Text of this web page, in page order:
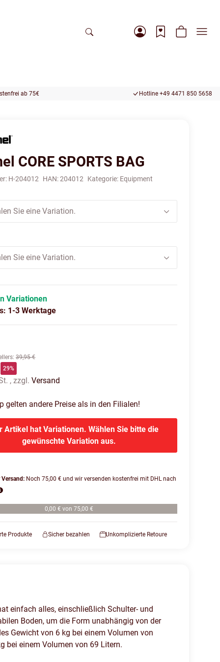
ab 75€ Hotline +49 4471 850 5658
CORE SPORTS BAG
H-204012 HAN:204012 Kategorie: Equipment
Sie eine Variation.
Sie eine Variation.
Variationen
1-3 Werktage
:39,95 €
29%
, zzgl.Versand
gelten andere Preise als in den Filialen!
Artikel hat Variationen. Wählen Sie bitte die
gewünschte Variation aus.
Versand: Noch 75,00 € und wir versenden kostenfrei mit DHL nach
0,00 € von 75,00 €
Produkte Sicher bezahlen Unkomplizierte Retoure
einfach alles, einschließlich Schulter- und
Boden, um die Form unabhängig von der
Gewicht von 6 kg bei einem Volumen von
bei einem Volumen von 69 Litern.